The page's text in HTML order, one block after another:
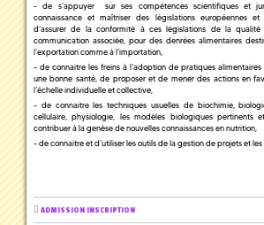
- de s’appuyer sur ses compétences scientifiques et
connaissance et maîtriser des législations européennes et
d’assurer de la conformité à ces législations de la
communication associée, pour des denrées alimentaires
l’exportation comme à l’importation,
- de connaitre les freins à l’adoption de pratiques
une bonne santé, de proposer et de mener des actions en
l’échelle individuelle et collective,
- de connaitre les techniques usuelles de biochimie,
cellulaire, physiologie, les modèles biologiques pertinents
contribuer à la genèse de nouvelles connaissances en nutrition,
- de connaitre et d’utiliser les outils de la gestion de projets et les
ADMISSION INSCRIPTION